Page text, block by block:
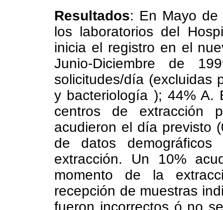
Resultados: En Mayo de
los laboratorios del
inicia el registro en el
Junio-Diciembre de
solicitudes/día (excluidas
y bacteriología ); 44% A.
centros de extracción
acudieron el día previsto
de datos
extracción. Un 10%
momento de la
recepción de muestras
fueron incorrectos ó no